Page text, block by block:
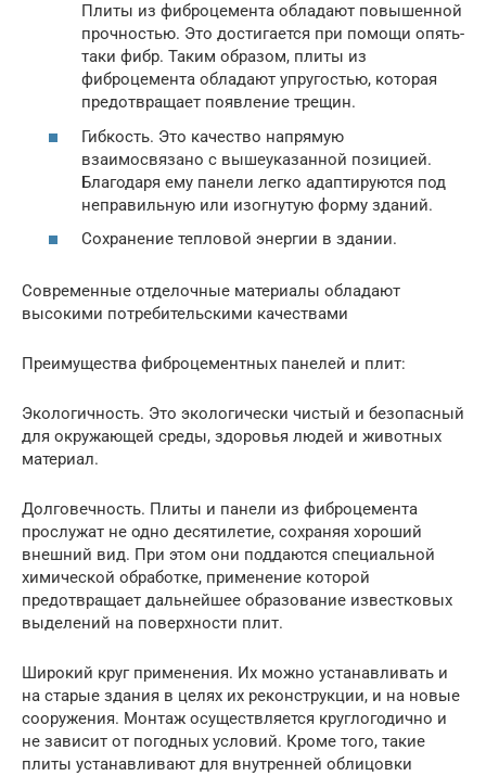
Плиты из фиброцемента обладают повышенной
прочностью. Это достигается при помощи опять-
таки фибр. Таким образом, плиты из
фиброцемента обладают упругостью, которая
предотвращает появление трещин.
Гибкость. Это качество напрямую
взаимосвязано с вышеуказанной позицией.
Благодаря ему панели легко адаптируются под
неправильную или изогнутую форму зданий.
Сохранение тепловой энергии в здании.
Современные отделочные материалы обладают
высокими потребительскими качествами
Преимущества фиброцементных панелей и плит:
Экологичность. Это экологически чистый и безопасный
для окружающей среды, здоровья людей и животных
материал.
Долговечность. Плиты и панели из фиброцемента
прослужат не одно десятилетие, сохраняя хороший
внешний вид. При этом они поддаются специальной
химической обработке, применение которой
предотвращает дальнейшее образование известковых
выделений на поверхности плит.
Широкий круг применения. Их можно устанавливать и
на старые здания в целях их реконструкции, и на новые
сооружения. Монтаж осуществляется круглогодично и
не зависит от погодных условий. Кроме того, такие
плиты устанавливают для внутренней облицовки